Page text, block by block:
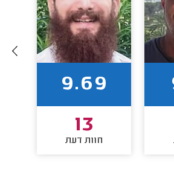
9.69
13
חוות דעת